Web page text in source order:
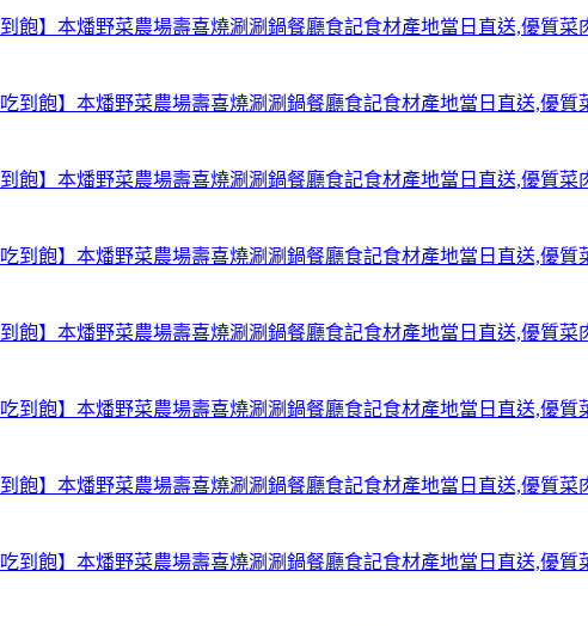
飽】本燔野菜農場壽喜燒涮涮鍋餐廳食記食材產地當日直送,優質
飽】本燔野菜農場壽喜燒涮涮鍋餐廳食記食材產地當日直送,優質
飽】本燔野菜農場壽喜燒涮涮鍋餐廳食記食材產地當日直送,優質
飽】本燔野菜農場壽喜燒涮涮鍋餐廳食記食材產地當日直送,優質